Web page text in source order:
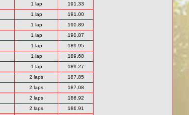
1 lap
191.33
1 lap
191.00
1 lap
190.89
1 lap
190.87
1 lap
189.95
1 lap
189.68
1 lap
189.27
2 laps
187.85
2 laps
187.08
2 laps
186.92
2 laps
186.91